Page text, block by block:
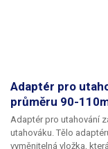
Adaptér pro
průměru 90-
Adaptér pro utahování
utahováku. Tělo
vyměnitelná vložka,